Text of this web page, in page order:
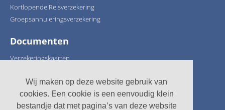
Wij maken op deze website gebruik van
cookies. Een cookie is een eenvoudig klein
bestandje dat met pagina’s van deze website
Kortlopende Reisverzekering
Groepsannuleringsverzekering
Documenten
Verzekeringskaarten
Schadeformulieren
Wij ondersteunen: